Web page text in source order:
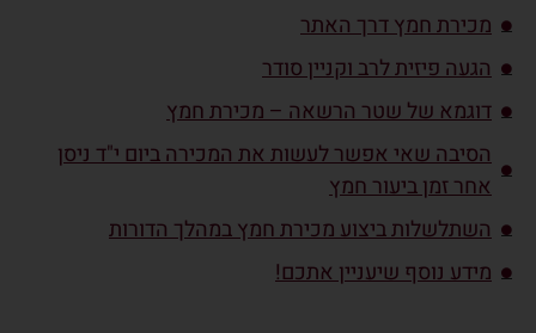
מכירת חמץ דרך האתר
הגעה פיזית לרב וקניין סודר
דוגמא של שטר הרשאה – מכירת חמץ
הסיבה שאי אפשר לעשות את המכירה ביום י"ד ניסן
אחר זמן ביעור חמץ
השתלשלות ביצוע מכירת חמץ במהלך הדורות
מידע נוסף שיעניין אתכם!